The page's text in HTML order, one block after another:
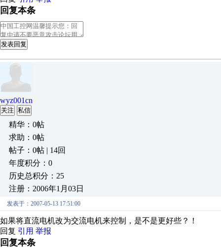
回复本条
发表回复
wyz001cn
关注 私信
精华：0帖
求助：0帖
帖子：0帖 | 14回
年度积分：0
历史总积分：25
注册：2006年1月03日
发表于：2007-05-13 17:51:00
如果将直流电机改为交流电机来控制，是不是更好些？！
回复 引用 举报
回复本条